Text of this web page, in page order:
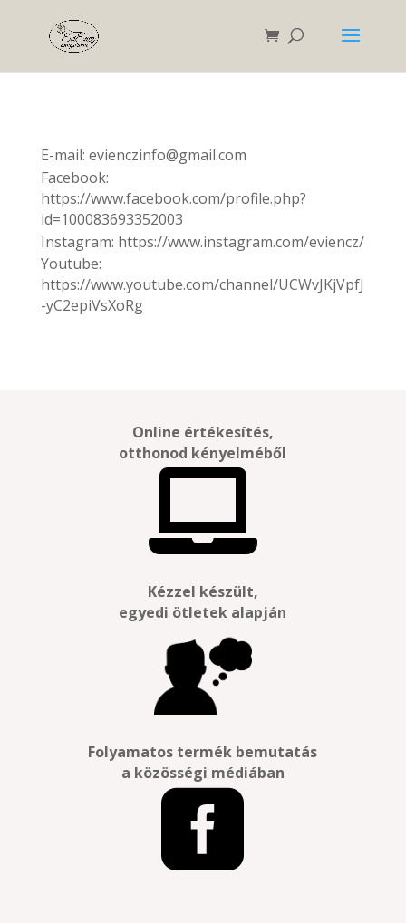
E-mail: evienczinfo@gmail.com
Facebook:
https://www.facebook.com/profile.php?
id=100083693352003
Instagram: https://www.instagram.com/eviencz/
Youtube:
https://www.youtube.com/channel/UCWvJKjVpfJ
-yC2epiVsXoRg
Online értékesítés,
otthonod kényelméből

Kézzel készült,
egyedi ötletek alapján
Folyamatos termék bemutatás
a közösségi médiában
